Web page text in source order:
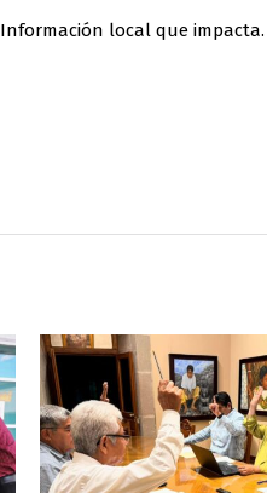
Información local que impacta.